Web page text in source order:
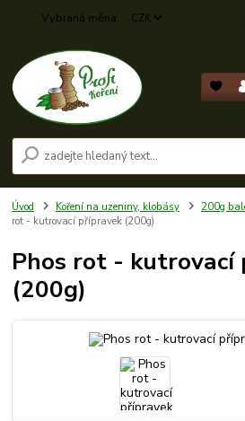
CZK
Úvod Koření na uzeniny, klobásy 200g
rot - kutrovací přípravek (200g)
Phos rot - kutrovací
(200g)